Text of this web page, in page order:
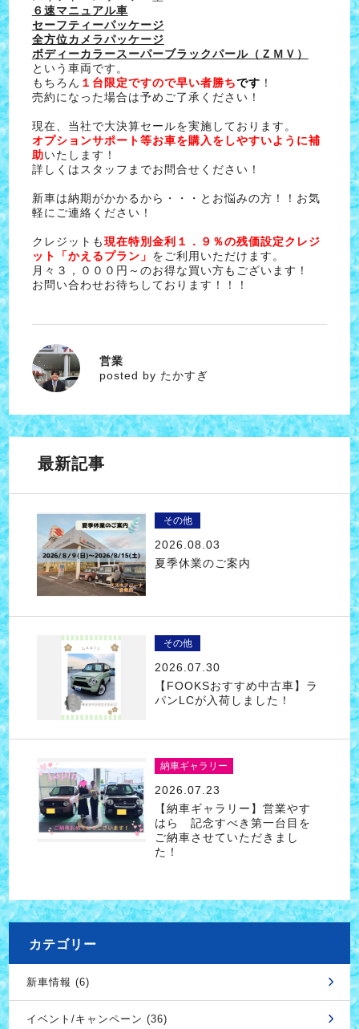
６速マニュアル車
セーフティーパッケージ
全方位カメラパッケージ
ボディーカラースーパーブラックパール（ＺＭＶ）
という車両です。
もちろん １台限定ですので早い者勝ちです ！
売約になった場合は予めご了承ください！
現在、当社で大決算セールを実施しております。
オプションサポート等お車を購入をしやすいように補
助いたします！
詳しくはスタッフまでお問合せください！
新車は納期がかかるから・・・とお悩みの方！！お気
軽にご連絡ください！
クレジットも現在特別金利１．９％の残価設定クレジ
ット「かえるプラン」 をご利用いただけます。
月々３，０００円～のお得な買い方もございます！
お問い合わせお待ちしております！！！
たかすぎ
営業
posted by たかすぎ
最新記事
その他
2026.08.03
夏季休業のご案内
その他
2026.07.30
【FOOKSおすすめ中古車】ラ
パンLCが入荷しました！
納車ギャラリー
2026.07.23
【納車ギャラリー】営業やす
はら 記念すべき第一台目を
ご納車させていただきまし
た！
カテゴリー
新車情報 (6)
イベント/キャンペーン (36)